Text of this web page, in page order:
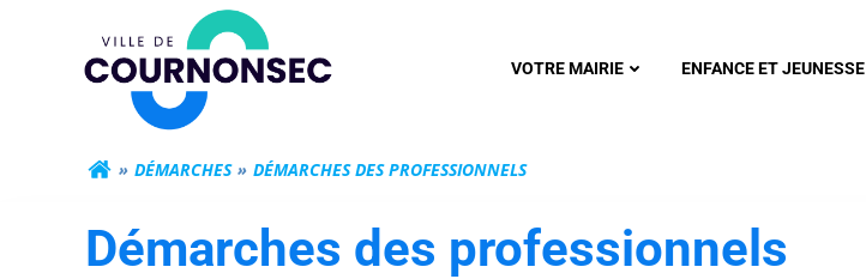
Mairie de Cournonsec
VOTRE MAIRIE ENFANCE ET JEUNESSE
DÉMARCHES DÉMARCHES DES PROFESSIONNELS
Démarches des professionnels